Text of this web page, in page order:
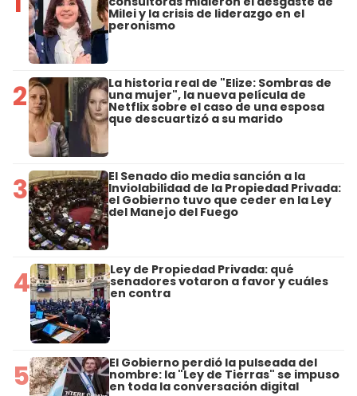
Milei y la crisis de liderazgo en el
peronismo
2 La historia real de "Elize: Sombras de
una mujer", la nueva película de
Netflix sobre el caso de una esposa
que descuartizó a su marido
3 El Senado dio media sanción a la
Inviolabilidad de la Propiedad Privada:
el Gobierno tuvo que ceder en la Ley
del Manejo del Fuego
4 Ley de Propiedad Privada: qué
senadores votaron a favor y cuáles
en contra
5 El Gobierno perdió la pulseada del
nombre: la "Ley de Tierras" se impuso
en toda la conversación digital